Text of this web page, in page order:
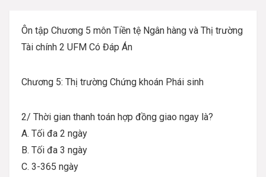
Ôn tập Chương 5 môn Tiền tệ Ngân hàng và Thị trường
Tài chính 2 UFM Có Đáp Án
Chương 5: Thị trường Chứng khoán Phái sinh
2/ Thời gian thanh toán hợp đồng giao ngay là?
A. Tối đa 2 ngày
B. Tối đa 3 ngày
C. 3-365 ngày